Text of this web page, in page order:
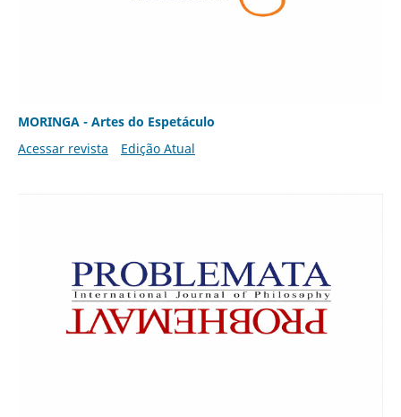
MORINGA - Artes do Espetáculo
Acessar revista
Edição Atual